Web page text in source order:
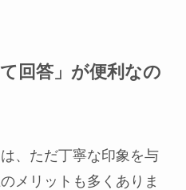
回答」が便利なの
、ただ丁寧な印象を与
メリットも多くありま